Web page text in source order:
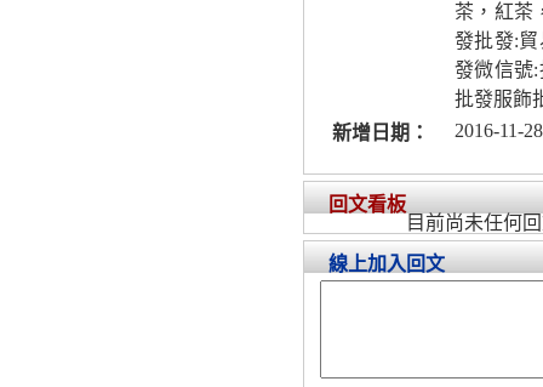
茶，紅茶
發批發:
發微信號
批發服飾
新增日期：
2016-11-
回文看板
目前尚未任何
線上加入回文